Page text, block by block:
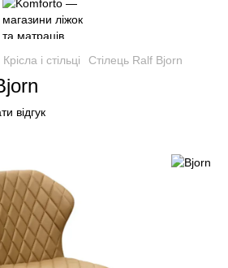
Крісла і стільці Стілець Ralf Bjorn
відгук